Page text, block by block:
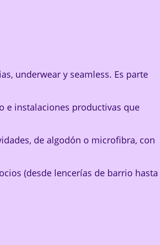
underwear y seamless. Es parte
e instalaciones productivas que
de algodón o microfibra, con
(desde lencerías de barrio hasta